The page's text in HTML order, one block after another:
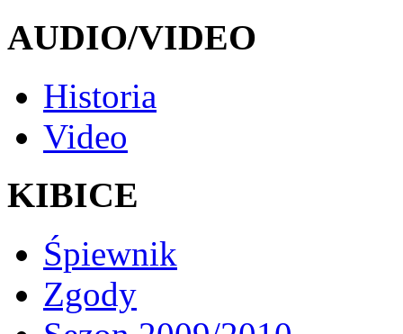
AUDIO/VIDEO
Historia
Video
KIBICE
Śpiewnik
Zgody